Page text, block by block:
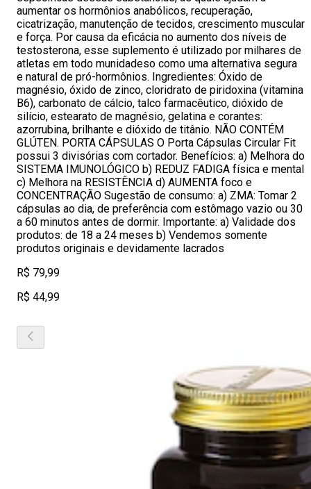
aumentar os hormônios anabólicos, recuperação,
cicatrização, manutenção de tecidos, crescimento muscular
e força. Por causa da eficácia no aumento dos níveis de
testosterona, esse suplemento é utilizado por milhares de
atletas em todo munidadeso como uma alternativa segura
e natural de pró-hormônios. Ingredientes: Óxido de
magnésio, óxido de zinco, cloridrato de piridoxina (vitamina
B6), carbonato de cálcio, talco farmacêutico, dióxido de
silício, estearato de magnésio, gelatina e corantes:
azorrubina, brilhante e dióxido de titânio. NÃO CONTÉM
GLÚTEN. PORTA CÁPSULAS O Porta Cápsulas Circular Fit
possui 3 divisórias com cortador. Benefícios: a) Melhora do
SISTEMA IMUNOLÓGICO b) REDUZ FADIGA física e mental
c) Melhora na RESISTÊNCIA d) AUMENTA foco e
CONCENTRAÇÃO Sugestão de consumo: a) ZMA: Tomar 2
cápsulas ao dia, de preferência com estômago vazio ou 30
a 60 minutos antes de dormir. Importante: a) Validade dos
produtos: de 18 a 24 meses b) Vendemos somente
produtos originais e devidamente lacrados
R$ 79,99
R$ 44,99